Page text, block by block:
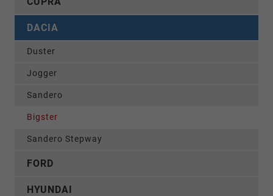
DACIA
Duster
Jogger
Sandero
Bigster
Sandero Stepway
FORD
HYUNDAI